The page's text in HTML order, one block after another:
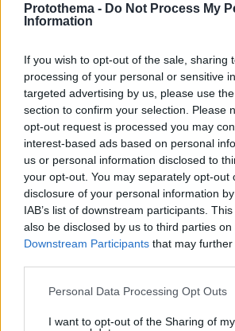
Protothema - Do Not Process My
Information
If you wish to opt-out of the sale, sharing
processing of your personal or sensitive
targeted advertising by us, please use
section to confirm your selection. Please
opt-out request is processed you may
interest-based ads based on personal
us or personal information disclosed to
your opt-out. You may separately opt-out
disclosure of your personal information
IAB’s list of downstream participants.
also be disclosed by us to third parties on
Downstream Participants that may
Please note that this website/app uses
not limited to your visit or usage
Personal Data Processing Opt Outs
I want to opt-out of the Sharing of my
την Κίνα.
δημιουργηθεί ένα
παραλλαγών της covid στα
αεροδρόμια, χωρίς να επιβάλει
ταξιδιώτες από την Κίνα. Η
ότι δεν προβλέπει να ενισχύσει
επιβατών από την Κίνα.
Τα προληπτικά μέτρα που
χώρες είναι «κατανοητά» λόγω
Γκεμπρεγεσούς.